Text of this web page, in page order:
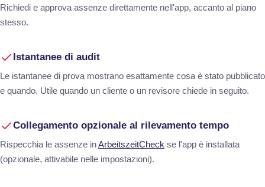
Richiedi e approva assenze direttamente nell'app, accanto al piano
stesso.
Istantanee di audit
Le istantanee di prova mostrano esattamente cosa è stato pubblicato
e quando. Utile quando un cliente o un revisore chiede in seguito.
Collegamento opzionale al rilevamento tempo
Rispecchia le assenze inArbeitszeitCheck se l'app è installata
(opzionale, attivabile nelle impostazioni).